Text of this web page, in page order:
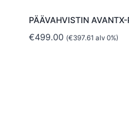
PÄÄVAHVISTIN
€499.00 (€397.61 alv 0%)